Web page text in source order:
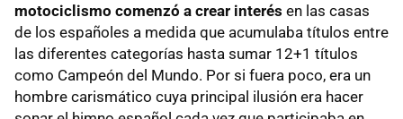
motociclismo comenzó a crear interés en las casas
de los españoles a medida que acumulaba títulos entre
las diferentes categorías hasta sumar 12+1 títulos
como Campeón del Mundo. Por si fuera poco, era un
hombre carismático cuya principal ilusión era hacer